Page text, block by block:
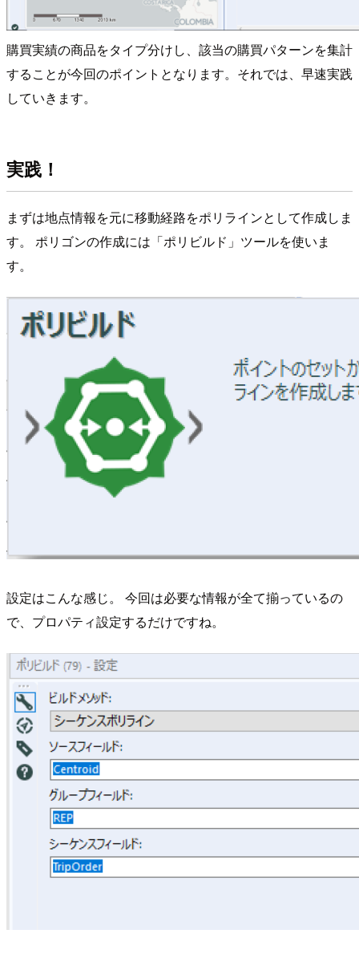
購買実績の商品をタイプ分けし、該当の購買パターンを集計
することが今回のポイントとなります。それでは、早速実践
していきます。
実践！
まずは地点情報を元に移動経路をポリラインとして作成しま
す。 ポリゴンの作成には「ポリビルド」ツールを使いま
す。
設定はこんな感じ。 今回は必要な情報が全て揃っているの
で、プロパティ設定するだけですね。